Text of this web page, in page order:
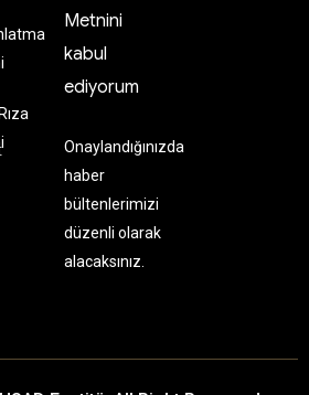
Metnini
kabul
ediyorum
Onaylandığınızda
haber
bültenlerimizi
düzenli olarak
alacaksınız.